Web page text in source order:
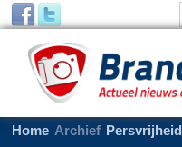
Home Archief Persvrijheid